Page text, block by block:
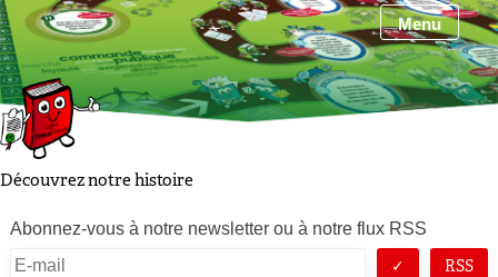
Skip
to
content
Menu
Découvrez notre histoire
Abonnez-vous à notre newsletter ou à notre flux RSS
RSS